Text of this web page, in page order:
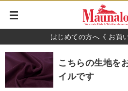
はじめての方へ《 お買
こちらの生地を
イルです